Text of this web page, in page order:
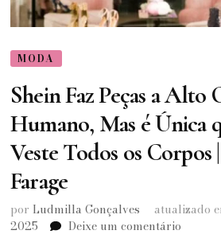
MODA
Shein Faz Peças a Alto
Humano, Mas é Única
Veste Todos os Corpos
Farage
por Ludmilla Gonçalves atualizado
2025
Deixe um comentárioem